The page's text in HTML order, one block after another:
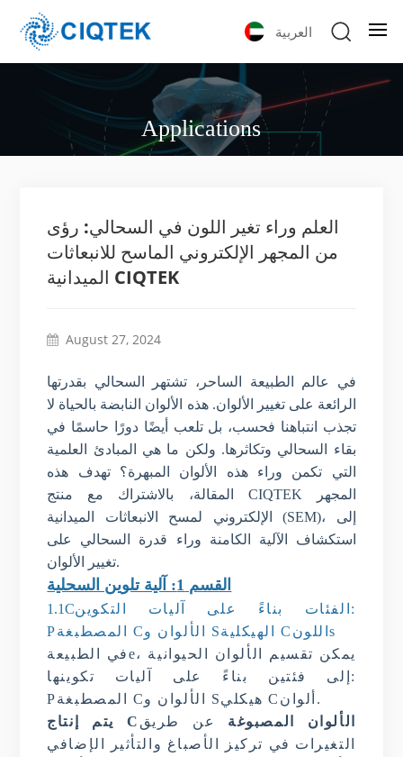
العربية
Applications
العلم وراء تغير اللون في السحالي: رؤى
من المجهر الإلكتروني الماسح للانبعاثات
الميدانية CIQTEK
August 27, 2024
في عالم الطبيعة الساحر، تشتهر السحالي بقدرتها
الرائعة على تغيير الألوان. هذه الألوان النابضة بالحياة لا
تجذب انتباهنا فحسب، بل تلعب أيضًا دورًا حاسمًا في
بقاء السحالي وتكاثرها. ولكن ما هي المبادئ العلمية
التي تكمن وراء هذه الألوان المبهرة؟ تهدف هذه
CIQTEK
المجهر
الإلكتروني لمسح الانبعاثات الميدانية (SEM)، إلى
استكشاف الآلية الكامنة وراء قدرة السحالي على
تغيير الألوان.
القسم 1: آلية تلوين السحلية
1.1C
الفئات بناءً على آليات التكوين:
P
C الألوان S الهيكليةC اللونs
في الطبيعةe، يمكن تقسيم الألوان الحيوانية
إلى فئتين بناءً على آليات تكوينها:
P
C الألوان S هيكليC ألوان .
يتم إنتاجC الألوان المصبوغة
عن طريق
التغيرات في تركيز الأصباغ والتأثير الإضافي